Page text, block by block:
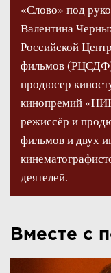
«Слово» под
Валентина
Российской
фильмов
продюсер
кинопремий
режиссёр и
фильмов и двух
деятелей.
Вместе с